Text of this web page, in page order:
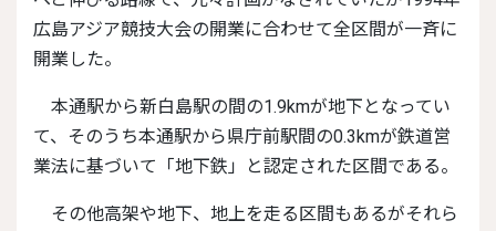
広島アジア競技大会の開業に合わせて全区間が一斉に
開業した。
本通駅から新白島駅の間の1.9kmが地下となってい
て、そのうち本通駅から県庁前駅間の0.3kmが鉄道営
業法に基づいて「地下鉄」と認定された区間である。
その他高架や地下、地上を走る区間もあるがそれら